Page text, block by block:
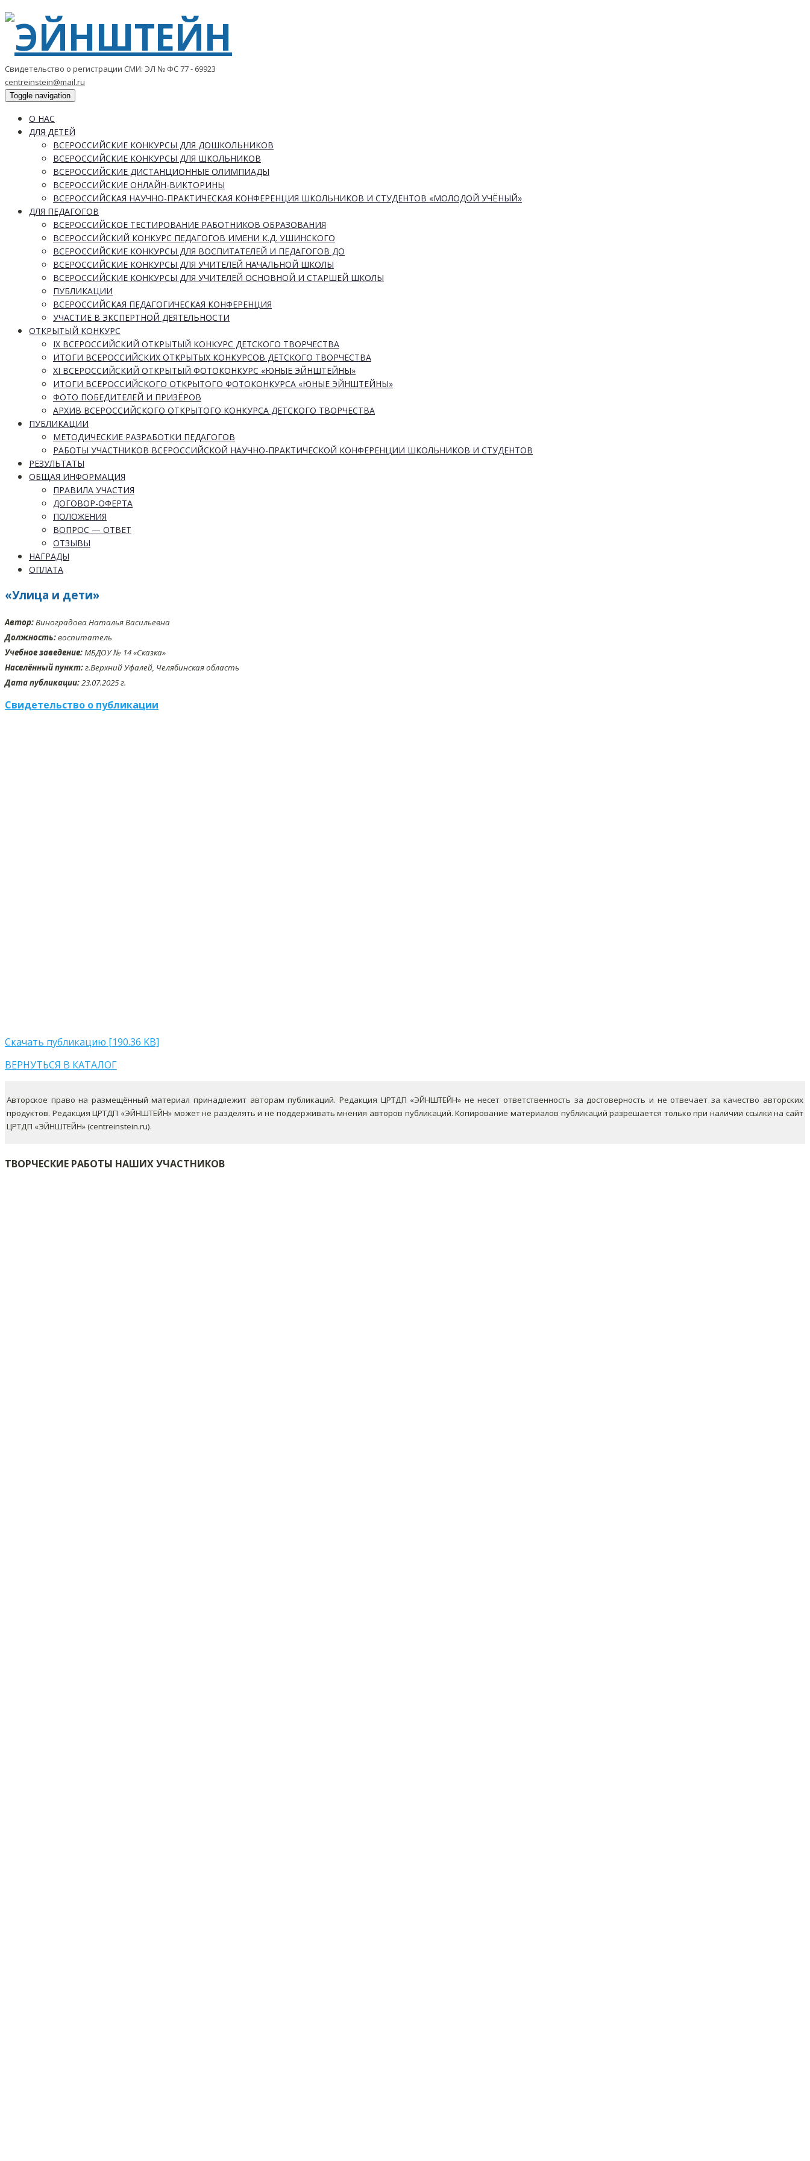
Свидетельство о регистрации СМИ: ЭЛ № ФС 77 - 69923
centreinstein@mail.ru
Toggle navigation
О НАС
ДЛЯ ДЕТЕЙ
ВСЕРОССИЙСКИЕ КОНКУРСЫ ДЛЯ ДОШКОЛЬНИКОВ
ВСЕРОССИЙСКИЕ КОНКУРСЫ ДЛЯ ШКОЛЬНИКОВ
ВСЕРОССИЙСКИЕ ДИСТАНЦИОННЫЕ ОЛИМПИАДЫ
ВСЕРОССИЙСКИЕ ОНЛАЙН-ВИКТОРИНЫ
ВСЕРОССИЙСКАЯ НАУЧНО-ПРАКТИЧЕСКАЯ КОНФЕРЕНЦИЯ ШКОЛЬНИКОВ И СТУДЕНТОВ «МОЛОДОЙ УЧЁНЫЙ»
ДЛЯ ПЕДАГОГОВ
ВСЕРОССИЙСКОЕ ТЕСТИРОВАНИЕ РАБОТНИКОВ ОБРАЗОВАНИЯ
ВСЕРОССИЙСКИЙ КОНКУРС ПЕДАГОГОВ ИМЕНИ К.Д. УШИНСКОГО
ВСЕРОССИЙСКИЕ КОНКУРСЫ ДЛЯ ВОСПИТАТЕЛЕЙ И ПЕДАГОГОВ ДО
ВСЕРОССИЙСКИЕ КОНКУРСЫ ДЛЯ УЧИТЕЛЕЙ НАЧАЛЬНОЙ ШКОЛЫ
ВСЕРОССИЙСКИЕ КОНКУРСЫ ДЛЯ УЧИТЕЛЕЙ ОСНОВНОЙ И СТАРШЕЙ ШКОЛЫ
ПУБЛИКАЦИИ
ВСЕРОССИЙСКАЯ ПЕДАГОГИЧЕСКАЯ КОНФЕРЕНЦИЯ
УЧАСТИЕ В ЭКСПЕРТНОЙ ДЕЯТЕЛЬНОСТИ
ОТКРЫТЫЙ КОНКУРС
IX ВСЕРОССИЙСКИЙ ОТКРЫТЫЙ КОНКУРС ДЕТСКОГО ТВОРЧЕСТВА
ИТОГИ ВСЕРОССИЙСКИХ ОТКРЫТЫХ КОНКУРСОВ ДЕТСКОГО ТВОРЧЕСТВА
XI ВСЕРОССИЙСКИЙ ОТКРЫТЫЙ ФОТОКОНКУРС «ЮНЫЕ ЭЙНШТЕЙНЫ»
ИТОГИ ВСЕРОССИЙСКОГО ОТКРЫТОГО ФОТОКОНКУРСА «ЮНЫЕ ЭЙНШТЕЙНЫ»
ФОТО ПОБЕДИТЕЛЕЙ И ПРИЗЁРОВ
АРХИВ ВСЕРОССИЙСКОГО ОТКРЫТОГО КОНКУРСА ДЕТСКОГО ТВОРЧЕСТВА
ПУБЛИКАЦИИ
МЕТОДИЧЕСКИЕ РАЗРАБОТКИ ПЕДАГОГОВ
РАБОТЫ УЧАСТНИКОВ ВСЕРОССИЙСКОЙ НАУЧНО-ПРАКТИЧЕСКОЙ КОНФЕРЕНЦИИ ШКОЛЬНИКОВ И СТУДЕНТОВ
РЕЗУЛЬТАТЫ
ОБЩАЯ ИНФОРМАЦИЯ
ПРАВИЛА УЧАСТИЯ
ДОГОВОР-ОФЕРТА
ПОЛОЖЕНИЯ
ВОПРОС — ОТВЕТ
ОТЗЫВЫ
НАГРАДЫ
ОПЛАТА
«Улица и дети»
Автор:Виноградова Наталья Васильевна
Должность:воспитатель
Учебное заведение:МБДОУ № 14 «Сказка»
Населённый пункт:г.Верхний Уфалей, Челябинская область
Дата публикации:23.07.2025 г.
Свидетельство о публикации
Скачать публикацию [190.36 KB]
ВЕРНУТЬСЯ В КАТАЛОГ
Авторское право на размещённый материал принадлежит авторам публикаций. Редакция ЦРТДП «ЭЙНШТЕЙН» не несет ответственность за достоверность и не отвечает за качество авторских
продуктов. Редакция ЦРТДП «ЭЙНШТЕЙН» может не разделять и не поддерживать мнения авторов публикаций.Копирование материалов публикаций разрешается только при наличии ссылки на сайт
ЦРТДП «ЭЙНШТЕЙН» (centreinstein.ru).
ТВОРЧЕСКИЕ РАБОТЫ НАШИХ УЧАСТНИКОВ